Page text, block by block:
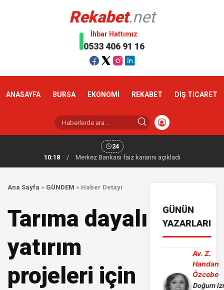
Rekabet.net
İhbar Hattımız
0533 406 91 16
ANASAYFA BURSA EKONOMİ REKABET DIŞ TİCARET
24
10:18
/ Merkez Bankası faiz kararını açıkladı
Ana Sayfa » GÜNDEM » Haber Detayı
Tarıma dayalı
yatırım
projeleri için
GÜNÜN
YAZARLARI
Av. Z.
Handan
Özcebe
Doğum